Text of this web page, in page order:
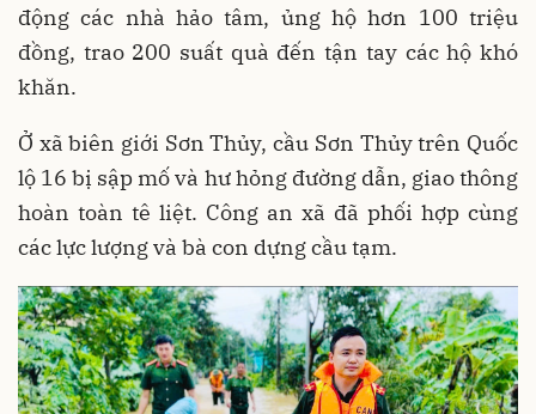
động các nhà hảo tâm, ủng hộ hơn 100 triệu
đồng, trao 200 suất quà đến tận tay các hộ khó
khăn.
Ở xã biên giới Sơn Thủy, cầu Sơn Thủy trên Quốc
lộ 16 bị sập mố và hư hỏng đường dẫn, giao thông
hoàn toàn tê liệt. Công an xã đã phối hợp cùng
các lực lượng và bà con dựng cầu tạm.